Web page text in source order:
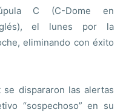
C (C-Dome en
el lunes por la
eliminando con éxito
dispararon las alertas
“sospechoso” en su